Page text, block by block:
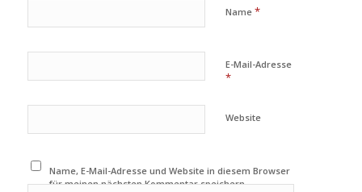
Name *
E-Mail-Adresse
*
Website
Name, E-Mail-Adresse und Website in diesem Browser
für meinen nächsten Kommentar speichern.